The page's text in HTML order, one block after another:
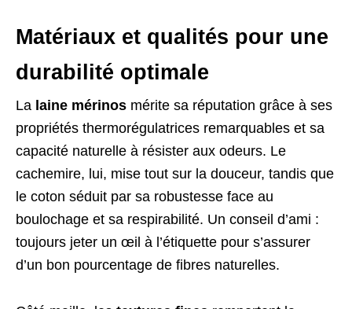
Matériaux et qualités pour une
durabilité optimale
La laine mérinos mérite sa réputation grâce à ses
propriétés thermorégulatrices remarquables et sa
capacité naturelle à résister aux odeurs. Le
cachemire, lui, mise tout sur la douceur, tandis que
le coton séduit par sa robustesse face au
boulochage et sa respirabilité. Un conseil d’ami :
toujours jeter un œil à l’étiquette pour s’assurer
d’un bon pourcentage de fibres naturelles.